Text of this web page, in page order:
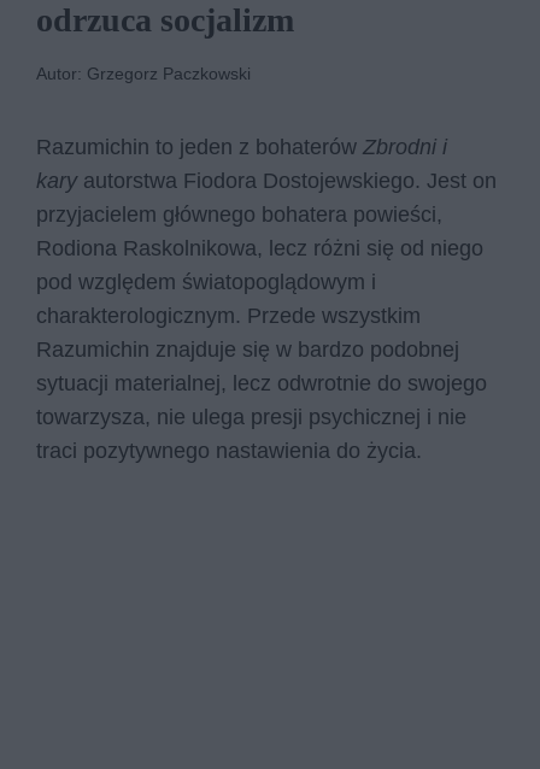
odrzuca socjalizm​
Autor: Grzegorz Paczkowski
Razumichin to jeden z bohaterów Zbrodni i
kary autorstwa Fiodora Dostojewskiego. Jest on
przyjacielem głównego bohatera powieści,
Rodiona Raskolnikowa, lecz różni się od niego
pod względem światopoglądowym i
charakterologicznym. Przede wszystkim
Razumichin znajduje się w bardzo podobnej
sytuacji materialnej, lecz odwrotnie do swojego
towarzysza, nie ulega presji psychicznej i nie
traci pozytywnego nastawienia do życia.